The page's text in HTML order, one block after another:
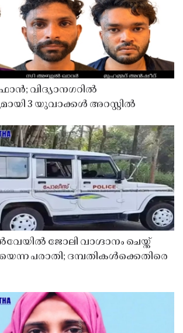
വിദ്യാനഗറിൽ
3 യുവാക്കൾ അറസ്റ്റിൽ
ജോലി വാഗ്ദാനം ചെയ്ത്
പരാതി; ദമ്പതികൾക്കെതിരെ